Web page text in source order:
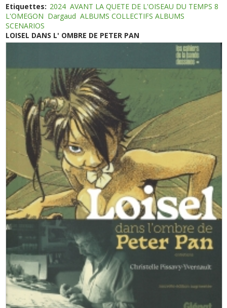
Etiquettes: 2024 AVANT LA QUETE DE L'OISEAU DU TEMPS 8
L'OMEGON Dargaud ALBUMS COLLECTIFS ALBUMS
SCENARIOS
LOISEL DANS L' OMBRE DE PETER PAN